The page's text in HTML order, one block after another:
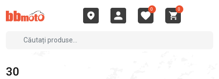
0 0
30